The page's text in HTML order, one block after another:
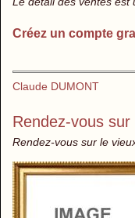
Créez un compte
Claude DUMONT
Rendez-vous
Rendez-vous sur le